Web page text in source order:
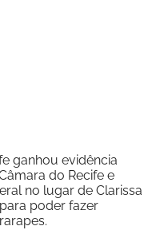
ganhou evidência
do Recife e
no lugar de Clarissa
poder fazer